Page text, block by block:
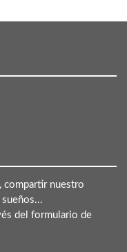
compartir nuestro
del formulario de